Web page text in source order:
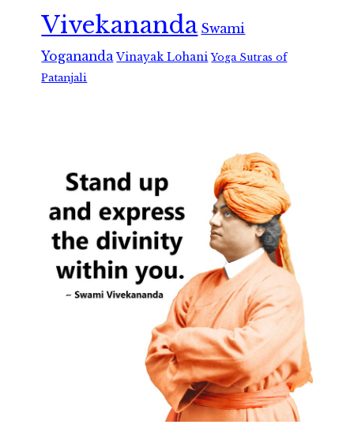
Vivekananda Swami
Yogananda Vinayak Lohani Yoga Sutras of
Patanjali